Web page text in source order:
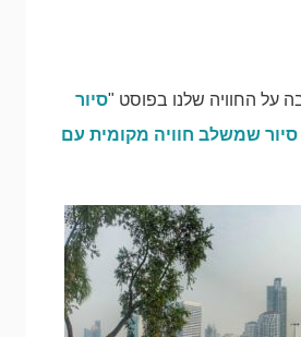
על החוויה שלנו בפוסט "סיור
סיור שמשלב חוויה מקומית עם